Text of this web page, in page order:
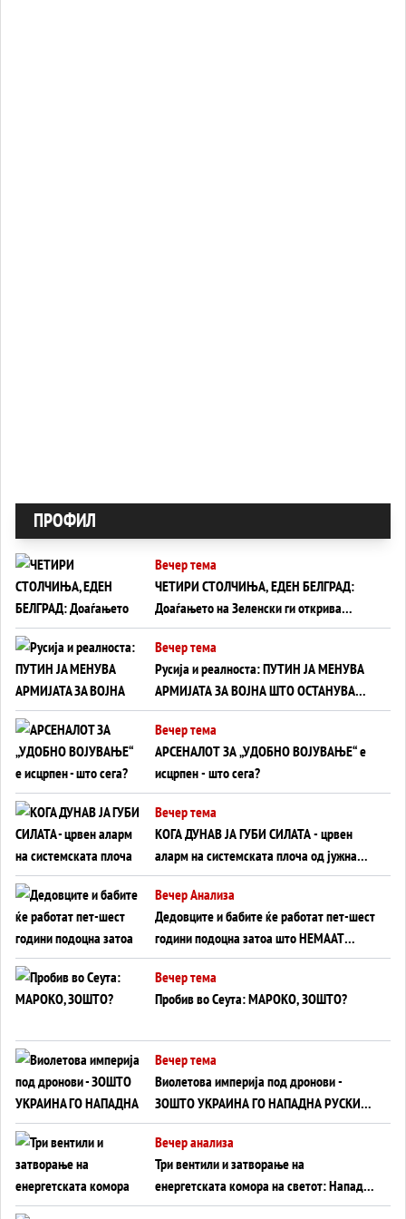
ПРОФИЛ
Вечер тема
ЧЕТИРИ СТОЛЧИЊА, ЕДЕН БЕЛГРАД:
Доаѓањето на Зеленски ги открива
тајните на политиката на балансирање
на Вучиќ
Вечер тема
Русија и реалноста: ПУТИН ЈА МЕНУВА
АРМИЈАТА ЗА ВОЈНА ШТО ОСТАНУВА
БЕЗ ФРОНТ
Вечер тема
АРСЕНАЛОТ ЗА „УДОБНО ВОЈУВАЊЕ“ е
исцрпен - што сега?
Вечер тема
КОГА ДУНАВ ЈА ГУБИ СИЛАТА - црвен
аларм на системската плоча од јужна
Германија до Црното Море...
Вечер Анализа
Дедовците и бабите ќе работат пет-шест
години подоцна затоа што НЕМААТ
ВНУЦИ ДА ГИ ЗАМЕНАТ
Вечер тема
Пробив во Сеута: МАРОКО, ЗОШТО?
Вечер тема
Виолетова империја под дронови -
ЗОШТО УКРАИНА ГО НАПАДНА РУСКИОТ
WILDBERRIES
Вечер анализа
Три вентили и затворање на
енергетската комора на светот: Нападот
во Суец најавува глобален енергетски